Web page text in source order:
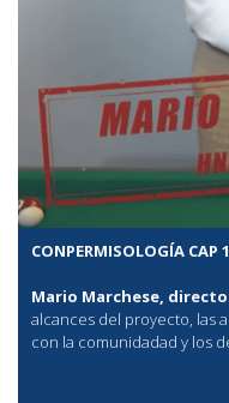
CONPERMISOLOGÍA CAP 1
Mario Marchese,
alcances del proyecto, las
con la comunidadad y los